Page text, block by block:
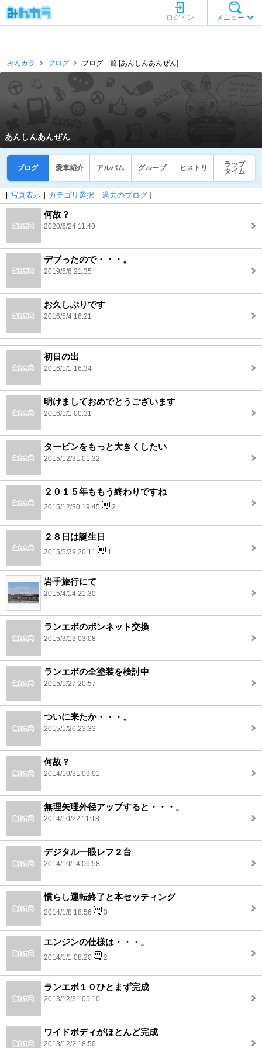
メニュー
ログイン
みんカラ ブログ ブログ一覧 [あんしんあんぜん]
あんしんあんぜん
ブログ 愛車紹介 アルバム グループ ヒストリ
ラップ
タイム
[ 写真表示 ｜ カテゴリ選択 ｜ 過去のブログ ]
何故？
2020/6/24 11:40
デブったので・・・。
2019/6/6 21:35
お久しぶりです
2016/5/4 16:21
初日の出
2016/1/1 16:34
明けましておめでとうございます
2016/1/1 00:31
タービンをもっと大きくしたい
2015/12/31 01:32
２０１５年ももう終わりですね
2015/12/30 19:45 2
２８日は誕生日
2015/5/29 20:11 1
岩手旅行にて
2015/4/14 21:30
ランエボのボンネット交換
2015/3/13 03:08
ランエボの全塗装を検討中
2015/1/27 20:57
ついに来たか・・・。
2015/1/26 23:33
何故？
2014/10/31 09:01
無理矢理外径アップすると・・・。
2014/10/22 11:18
デジタル一眼レフ２台
2014/10/14 06:58
慣らし運転終了と本セッティング
2014/1/8 18:56 3
エンジンの仕様は・・・。
2014/1/1 08:20 2
ランエボ１０ひとまず完成
2013/12/31 05:10
ワイドボディがほとんど完成
2013/12/2 18:50